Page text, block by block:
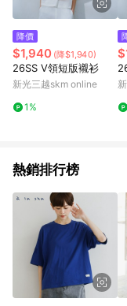
降價
$1,940 (降$1,940)
26SS V領短版襯衫
新光三越skm online
1%
熱銷排行榜